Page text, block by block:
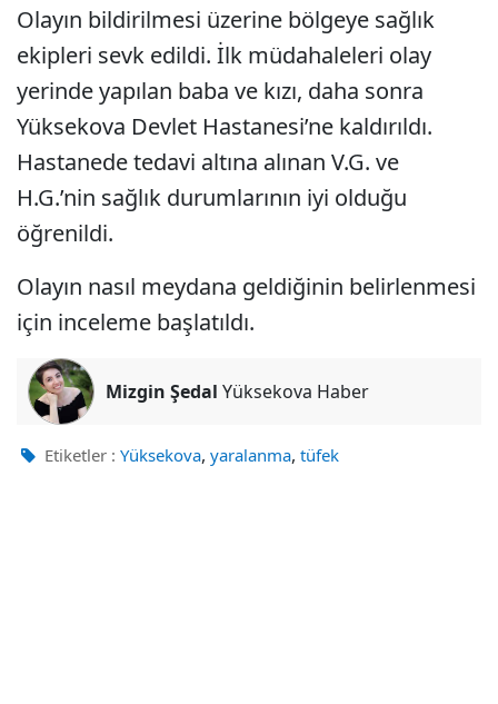
Olayın bildirilmesi üzerine bölgeye sağlık
ekipleri sevk edildi. İlk müdahaleleri olay
yerinde yapılan baba ve kızı, daha sonra
Yüksekova Devlet Hastanesi’ne kaldırıldı.
Hastanede tedavi altına alınan V.G. ve
H.G.’nin sağlık durumlarının iyi olduğu
öğrenildi.
Olayın nasıl meydana geldiğinin belirlenmesi
için inceleme başlatıldı.
Mizgin Şedal Yüksekova Haber
Etiketler : Yüksekova, yaralanma, tüfek